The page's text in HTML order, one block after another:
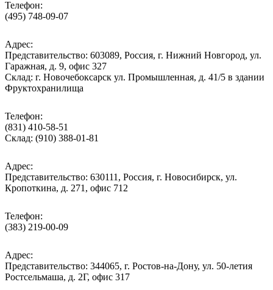
Телефон:
(495) 748-09-07
Адрес:
Представительство: 603089, Россия, г. Нижний Новгород, ул.
Гаражная, д. 9, офис 327
Склад: г. Новочебоксарск ул. Промышленная, д. 41/5 в здании
Фруктохранилища
Телефон:
(831) 410-58-51
Склад: (910) 388-01-81
Адрес:
Представительство: 630111, Россия, г. Новосибирск, ул.
Кропоткина, д. 271, офис 712
Телефон:
(383) 219-00-09
Адрес:
Представительство: 344065, г. Ростов-на-Дону, ул. 50-летия
Ростсельмаша, д. 2Г, офис 317